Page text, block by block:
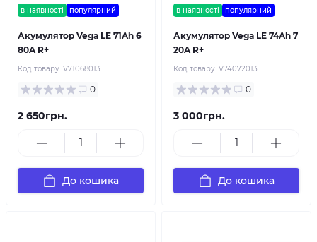
в наявності популярний
Акумулятор Vega LE 71Ah 6
80A R+
Код товару: V71068013
0
2 650грн.
До кошика
в наявності популярний
Акумулятор Vega LE 74Ah 7
20A R+
Код товару: V74072013
0
3 000грн.
До кошика